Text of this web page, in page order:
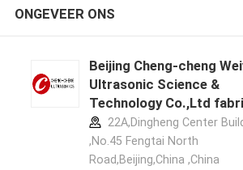
ONGEVEER ONS
Beijing Cheng-cheng
Ultrasonic Science &
Technology Co.,Ltd
profiel22A,Dingheng Center
,No.45 Fengtai North
Road,Beijing,China ,China